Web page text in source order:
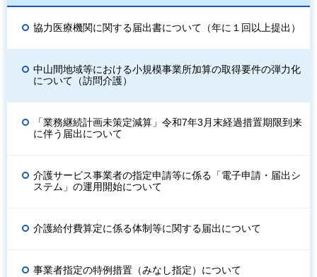
協力医療機関に関する届出書について（年に１回以上提出）
中山間地域等における小規模事業所加算の取得要件の弾力化
について（訪問介護）
「業務継続計画未策定減算」令和7年3月末経過措置期限到来
に伴う届出について
介護サービス事業者の指定申請等に係る「電子申請・届出シ
ステム」の運用開始について
介護給付費算定に係る体制等に関する届出について
事業者指定の特例措置（みなし指定）について